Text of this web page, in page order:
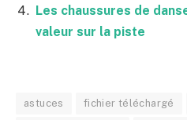
Les chaussures de
valeur sur la piste
astuces fichier téléchargé